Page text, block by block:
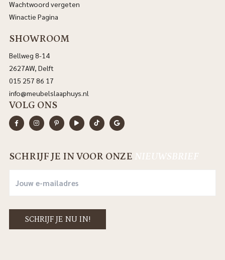
Wachtwoord vergeten
Winactie Pagina
SHOWROOM
Bellweg 8-14
2627AW, Delft
015 257 86 17
info@meubelslaaphuys.nl
VOLG ONS
SCHRIJF JE IN VOOR ONZE NIEUWSBRIEF